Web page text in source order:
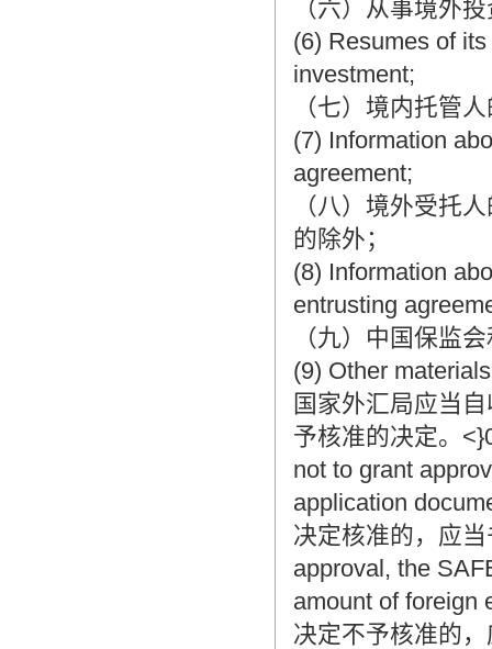
（六）从事境外
(6) Resumes of
investment;
（七）境内托管
(7) Information
agreement;
（八）境外受托
的除外；
(8) Information
entrusting
（九）中国保监
(9) Other
国家外汇局应当
予核准的决定。
not to grant
application
决定核准的，应
approval, the
amount of foreign
决定不予核准的